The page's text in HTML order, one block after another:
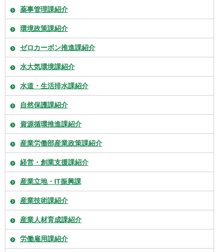
薬事管理課紹介
環境政策課紹介
ゼロカーボン推進課紹介
水大気環境課紹介
水道・生活排水課紹介
自然保護課紹介
資源循環推進課紹介
産業労働部産業政策課紹介
経営・創業支援課紹介
産業立地・IT振興課
産業技術課紹介
産業人材育成課紹介
労働雇用課紹介